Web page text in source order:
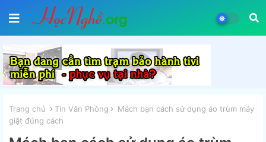
Trang chủ Tin Văn Phòng
Mách bạn cách sử dụng áo trùm máy
giặt đúng cách